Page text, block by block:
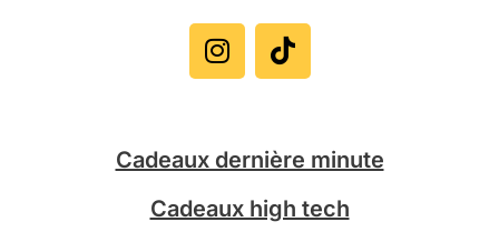
n
s
t
r
a
m
i
k
t
Cadeaux dernière minute
Cadeaux high tech